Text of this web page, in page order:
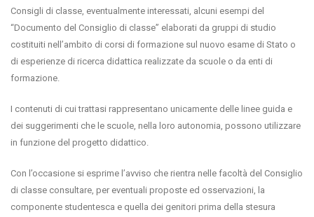
Consigli di classe, eventualmente interessati, alcuni esempi del
“Documento del Consiglio di classe” elaborati da gruppi di studio
costituiti nell’ambito di corsi di formazione sul nuovo esame di Stato o
di esperienze di ricerca didattica realizzate da scuole o da enti di
formazione.
I contenuti di cui trattasi rappresentano unicamente delle linee guida e
dei suggerimenti che le scuole, nella loro autonomia, possono utilizzare
in funzione del progetto didattico.
Con l’occasione si esprime l’avviso che rientra nelle facoltà del Consiglio
di classe consultare, per eventuali proposte ed osservazioni, la
componente studentesca e quella dei genitori prima della stesura